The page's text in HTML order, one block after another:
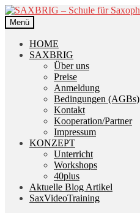
Zur
Navigation
springen
Zum
Inhalt
springen
Menü
HOME
SAXBRIG
Über uns
Preise
Anmeldung
Bedingungen (AGBs)
Kontakt
Kooperation/Partner
Impressum
KONZEPT
Unterricht
Workshops
40plus
Aktuelle Blog Artikel
SaxVideoTraining